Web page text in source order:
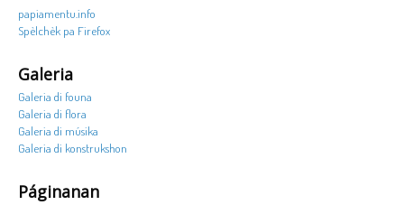
papiamentu.info
Spèlchèk pa Firefox
Galeria
Galeria di founa
Galeria di flora
Galeria di músika
Galeria di konstrukshon
Páginanan